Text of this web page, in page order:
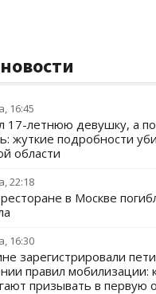
16:45
17-летнюю девушку, а
жуткие подробности
области
22:18
в Москве
16:30
зарегистрировали
правил мобилизации:
призывать в первую